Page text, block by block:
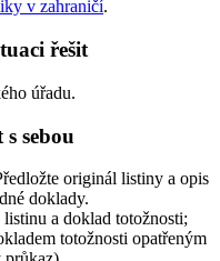
v zahraničí.
řešit
úřadu.
sebou
originál listiny a opis
doklady.
listinu a doklad totožnosti;
totožnosti opatřeným